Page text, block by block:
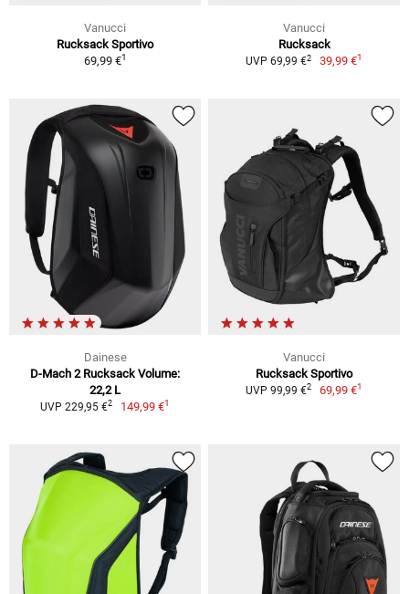
Vanucci
Rucksack Sportivo
69,99 €1
Vanucci
Rucksack
UVP 69,99 €2 39,99 €1
Dainese
D-Mach 2 Rucksack Volume:
22,2 L
UVP 229,95 €2 149,99 €1
Vanucci
Rucksack Sportivo
UVP 99,99 €2 69,99 €1